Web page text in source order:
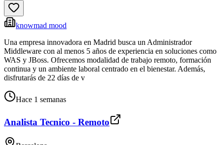
knowmad mood
Una empresa innovadora en Madrid busca un Administrador
Middleware con al menos 5 años de experiencia en soluciones como
WAS y JBoss. Ofrecemos modalidad de trabajo remoto, formación
continua y un ambiente laboral centrado en el bienestar. Además,
disfrutarás de 22 días de v
Hace 1 semanas
Analista Tecnico - Remoto